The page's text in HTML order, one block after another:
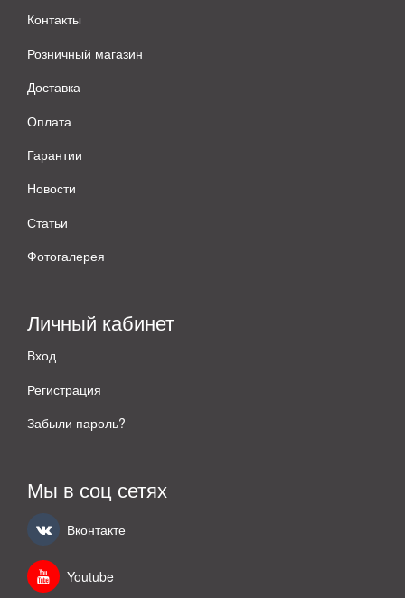
Контакты
Розничный магазин
Доставка
Оплата
Гарантии
Новости
Статьи
Фотогалерея
Личный кабинет
Вход
Регистрация
Забыли пароль?
Мы в соц сетях
Вконтакте
Youtube